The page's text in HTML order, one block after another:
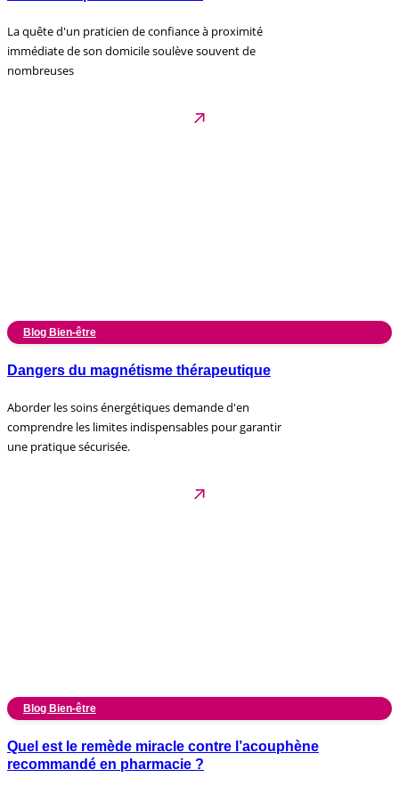
La quête d'un praticien de confiance à proximité
immédiate de son domicile soulève souvent de
nombreuses
Blog Bien-être
Dangers du magnétisme thérapeutique
Aborder les soins énergétiques demande d'en
comprendre les limites indispensables pour garantir
une pratique sécurisée.
Blog Bien-être
Quel est le remède miracle contre l’acouphène
recommandé en pharmacie ?